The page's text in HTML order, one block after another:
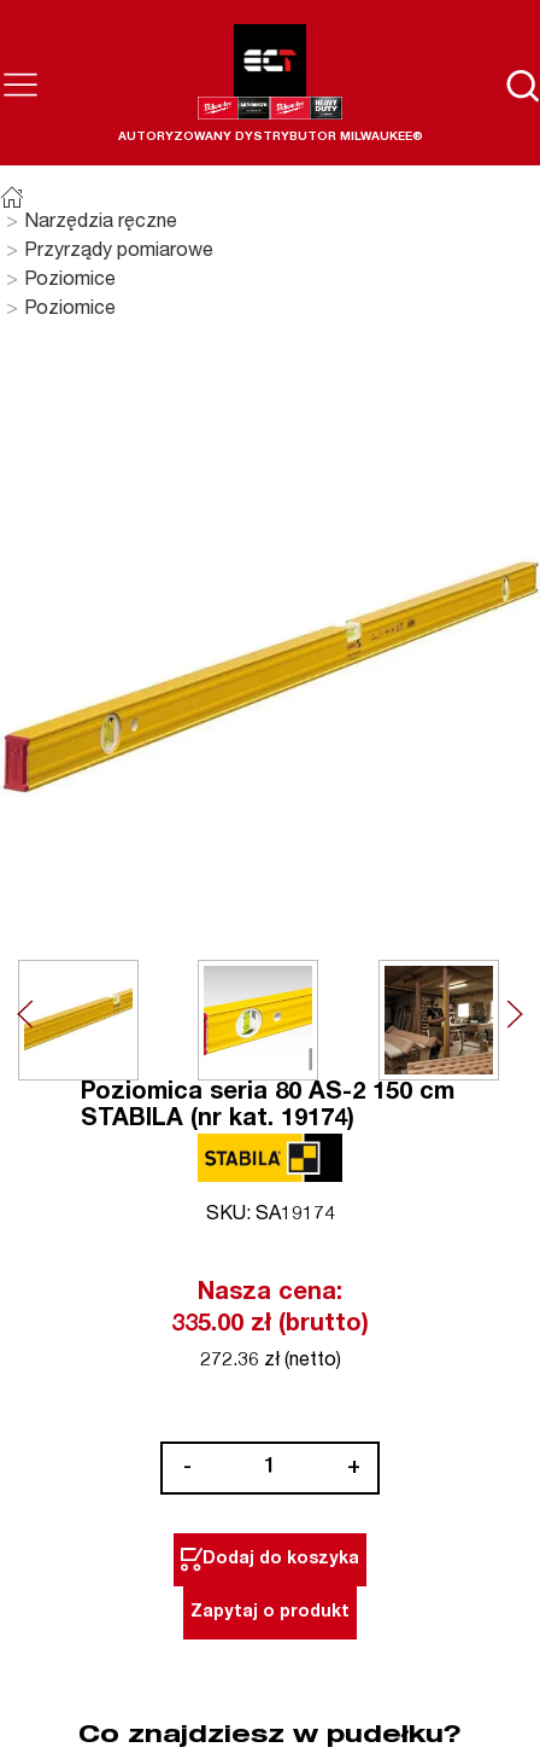
AUTORYZOWANY DYSTRYBUTOR MILWAUKEE®
Narzędzia ręczne
Przyrządy pomiarowe
Poziomice
Poziomice
Poziomica seria 80 AS-2 150 cm
STABILA (nr kat. 19174)
SKU: SA19174
Nasza cena:
335.00 zł (brutto)
272.36 zł (netto)
-
80
AS-
kat.
+
Dodaj do koszyka
Zapytaj o produkt
Co znajdziesz w pudełku?